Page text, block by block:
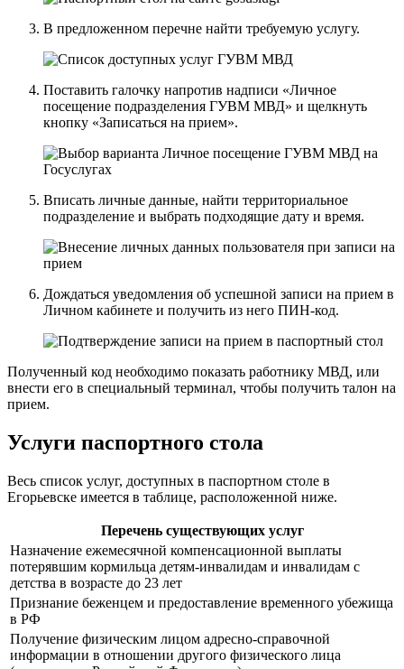
В предложенном перечне найти требуемую услугу.
Поставить галочку напротив надписи «Личное
посещение подразделения ГУВМ МВД» и щелкнуть
кнопку «Записаться на прием».
Вписать личные данные, найти территориальное
подразделение и выбрать подходящие дату и время.
Дождаться уведомления об успешной записи на прием в
Личном кабинете и получить из него ПИН-код.
Полученный код необходимо показать работнику МВД, или
внести его в специальный терминал, чтобы получить талон на
прием.
Услуги паспортного стола
Весь список услуг, доступных в паспортном столе в
Егорьевске имеется в таблице, расположенной ниже.
Перечень существующих услуг
Назначение ежемесячной компенсационной выплаты
потерявшим кормильца детям-инвалидам и инвалидам с
детства в возрасте до 23 лет
Признание беженцем и предоставление временного убежища
в РФ
Получение физическим лицом адресно-справочной
информации в отношении другого физического лица